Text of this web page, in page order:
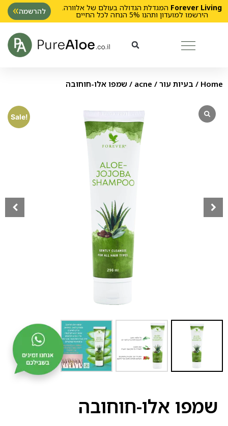
Forever Living המגדלת הגדולה בעולם של אלוורה.
הירשמו למועדון ותהנו 5% הנחה לכל החיים להרשמה
Home
/ בעיות עור /
acne / שמפו אלו-חוחובה
Sale!
שמפו אלו-חוחובה